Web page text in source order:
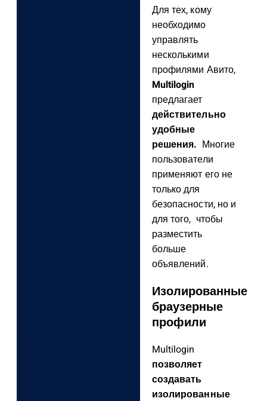
Для тех, кому
необходимо
управлять
несколькими
профилями Авито,
Multilogin
предлагает
действительно
удобные
решения. Многие
пользователи
применяют его не
только для
безопасности, но и
для того, чтобы
разместить
больше
объявлений.
Изолированные
браузерные
профили
Multilogin
позволяет
создавать
изолированные